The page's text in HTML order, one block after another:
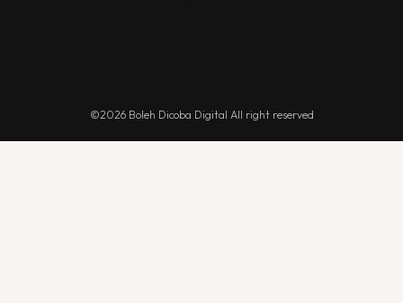
©2026 Boleh Dicoba Digital All right reserved